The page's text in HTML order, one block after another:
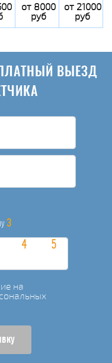
от 8000
руб
от 21000
руб
ВЫЕЗД
3
на